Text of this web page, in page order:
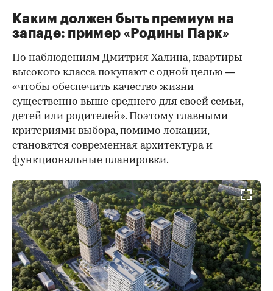
Каким должен быть премиум на
западе: пример «Родины Парк»
По наблюдениям Дмитрия Халина, квартиры
высокого класса покупают с одной целью —
«чтобы обеспечить качество жизни
существенно выше среднего для своей семьи,
детей или родителей». Поэтому главными
критериями выбора, помимо локации,
становятся современная архитектура и
функциональные планировки.